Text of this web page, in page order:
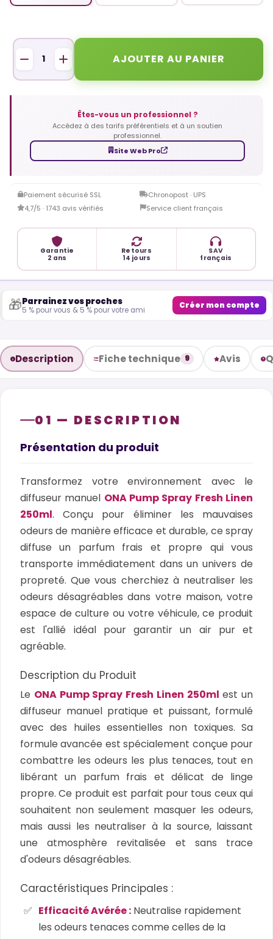
AJOUTER AU PANIER
Êtes-vous un professionnel ?
Accédez à des tarifs préférentiels et à un soutien
professionnel.
Site Web Pro
Paiement sécurisé SSL
Chronopost · UPS
4,7/5 · 1743 avis vérifiés
Service client français
Garantie
2 ans
Retours
14 jours
SAV
français
🎁Parrainez vos proches
5 % pour vous & 5 % pour votre ami Créer mon compte
Description Fiche technique 9 Avis
01 — DESCRIPTION
Présentation du produit
Transformez votre environnement avec le
diffuseur manuel ONA Pump Spray Fresh Linen
250ml. Conçu pour éliminer les mauvaises
odeurs de manière efficace et durable, ce spray
diffuse un parfum frais et propre qui vous
transporte immédiatement dans un univers de
propreté. Que vous cherchiez à neutraliser les
odeurs désagréables dans votre maison, votre
espace de culture ou votre véhicule, ce produit
est l'allié idéal pour garantir un air pur et
agréable.
Description du Produit
Le ONA Pump Spray Fresh Linen 250ml est un
diffuseur manuel pratique et puissant, formulé
avec des huiles essentielles non toxiques. Sa
formule avancée est spécialement conçue pour
combattre les odeurs les plus tenaces, tout en
libérant un parfum frais et délicat de linge
propre. Ce produit est parfait pour tous ceux qui
souhaitent non seulement masquer les odeurs,
mais aussi les neutraliser à la source, laissant
une atmosphère revitalisée et sans trace
d'odeurs désagréables.
Caractéristiques Principales :
Efficacité Avérée : Neutralise rapidement
les odeurs tenaces comme celles de la